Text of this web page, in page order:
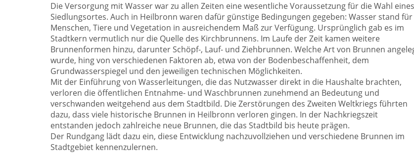
Die Versorgung mit Wasser war zu allen Zeiten eine wesentliche Voraussetzung für die Wahl eines
Siedlungsortes. Auch in Heilbronn waren dafür günstige Bedingungen gegeben: Wasser stand für
Menschen, Tiere und Vegetation in ausreichendem Maß zur Verfügung. Ursprünglich gab es im
Stadtkern vermutlich nur die Quelle des Kirchbrunnens. Im Laufe der Zeit kamen weitere
Brunnenformen hinzu, darunter Schöpf-, Lauf- und Ziehbrunnen. Welche Art von Brunnen
wurde, hing von verschiedenen Faktoren ab, etwa von der Bodenbeschaffenheit, dem
Grundwasserspiegel und den jeweiligen technischen Möglichkeiten.
Mit der Einführung von Wasserleitungen, die das Nutzwasser direkt in die Haushalte brachten,
verloren die öffentlichen Entnahme- und Waschbrunnen zunehmend an Bedeutung und
verschwanden weitgehend aus dem Stadtbild. Die Zerstörungen des Zweiten Weltkriegs führten
dazu, dass viele historische Brunnen in Heilbronn verloren gingen. In der Nachkriegszeit
entstanden jedoch zahlreiche neue Brunnen, die das Stadtbild bis heute prägen.
Der Rundgang lädt dazu ein, diese Entwicklung nachzuvollziehen und verschiedene Brunnen im
Stadtgebiet kennenzulernen.